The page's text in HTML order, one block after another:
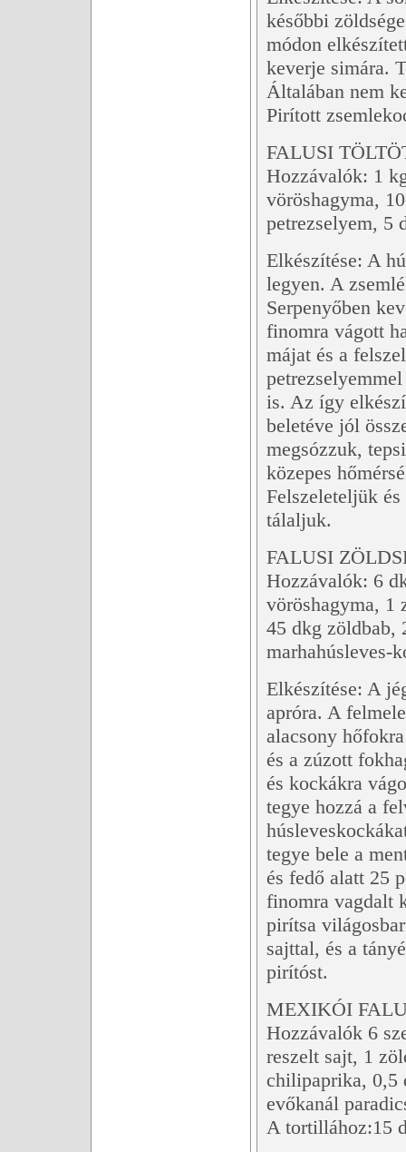
későbbi
módon
keverje simára.
Általában nem
Pirított
FALUSI
Hozzávalók: 1
vöröshagyma,
petrezselyem, 5
Elkészítése: A
legyen. A
Serpenyőben
finomra vágott
májat és a
is. Az így
beletéve jól
megsózzuk,
közepes
Felszeleteljük
tálaljuk.
FALUSI
Hozzávalók: 6
vöröshagyma, 1
45 dkg zöldbab,
marhahúsleves-
Elkészítése: A
apróra. A
alacsony
és a zúzott
és kockákra
tegye hozzá a
tegye bele a
és fedő alatt 25
finomra vagdalt
pirítsa
sajttal, és a
pirítóst.
MEXIKÓI
Hozzávalók 6
reszelt sajt, 1
chilipaprika, 0,5
evőkanál
A tortillához:15